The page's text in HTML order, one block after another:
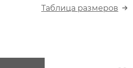
Таблица размеров